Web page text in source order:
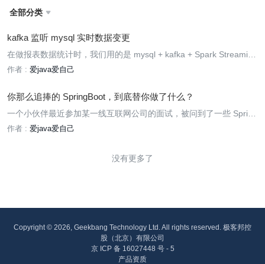
全部分类 
kafka 监听 mysql 实时数据变更
在做报表数据统计时，我们用的是 mysql + kafka + Spark Streaming
方案， kafka 监听 mysql 订单表中订单状态，然后发送到 spark stre
更方案
作者 : 爱java爱自己
你那么追捧的 SpringBoot，到底替你做了什么？
一个小伙伴最近参加某一线互联网公司的面试，被问到了一些 Spring
Boot 源码的问题，看看大家能否答出来：
作者 : 爱java爱自己
没有更多了
Copyright © 2026, Geekbang Technology Ltd. All rights reserved. 极客邦控
股（北京）有限公司
京 ICP 备 16027448 号 - 5
产品资质